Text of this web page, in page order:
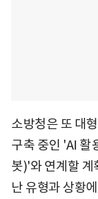
소방청은 또 대
구축 중인 'AI 활
봇)'와 연계할 계
난 유형과 상황